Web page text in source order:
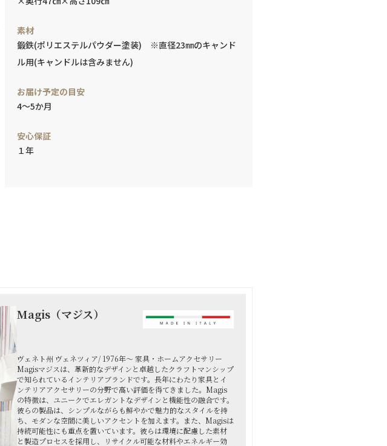
素材
鍛鉄(ポリエステルパウダー塗装) ※直径23㎜のキャンド
ル用(キャンドルは含みません)
お届け予定の目安
4～5か月
安心保証
１年
Magis（マジス）
ヴェネト州 ヴェネツィア/ 1976年～ 家具・ホームアクセサリー
Magisマジスは、革新的なデザインと卓越したクラフトマンシップ
で知られているインテリアブランドです。長年にわたり家具とイ
ンテリアアクセサリーの分野で高い評価を得てきました。Magis
の特徴は、ユニークでエレガントなデザインと機能性の融合です。
彼らの製品は、シンプルながらも鮮やかで魅力的なスタイルを持
ち、モダンな空間に美しいアクセントを加えます。また、Magisは
持続可能性にも重点を置いています。彼らは環境に配慮した素材
と製造プロセスを採用し、リサイクル可能な材料やエネルギー効